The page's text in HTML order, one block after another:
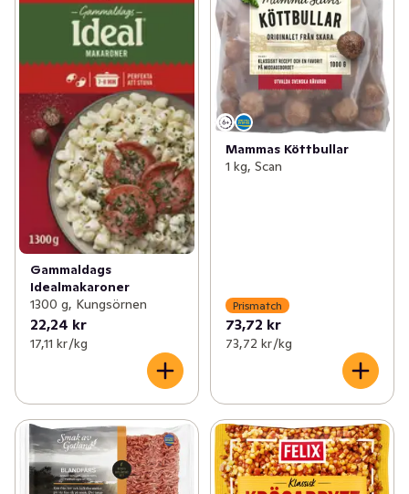
Gammaldags
Idealmakaroner
1300 g, Kungsörnen
22,24 kr
17,11 kr /kg
Mammas Köttbullar
1 kg, Scan
Prismatch
73,72 kr
73,72 kr /kg